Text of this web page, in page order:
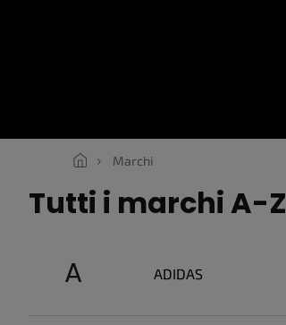
Marchi
Tutti i marchi A-Z
A ADIDAS